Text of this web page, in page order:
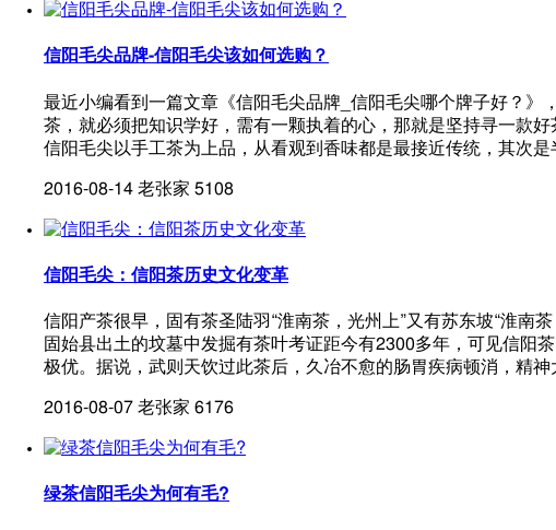
信阳毛尖品牌-信阳毛尖该如何选购？
最近小编看到一篇文章《信阳毛尖品牌_信阳毛尖哪个牌子好？
茶，就必须把知识学好，需有一颗执着的心，那就是坚持寻一款
信阳毛尖以手工茶为上品，从看观到香味都是最接近传统，其次是
2016-08-14 老张家 5108
信阳毛尖：信阳茶历史文化变革
信阳产茶很早，固有茶圣陆羽“淮南茶，光州上”又有苏东坡“淮南
固始县出土的坟墓中发掘有茶叶考证距今有2300多年，可见信阳
极优。据说，武则天饮过此茶后，久冶不愈的肠胃疾病顿消，精神
2016-08-07 老张家 6176
绿茶信阳毛尖为何有毛?